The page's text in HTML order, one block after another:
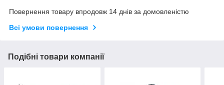
Повернення товару впродовж 14 днів за домовленістю
Всі умови повернення
Подібні товари компанії